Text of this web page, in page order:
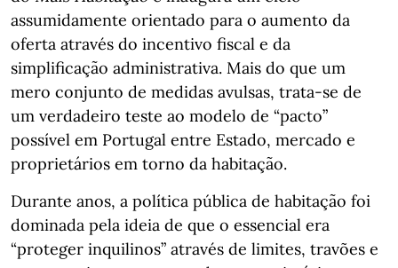
assumidamente orientado para o aumento da
oferta através do incentivo fiscal e da
simplificação administrativa. Mais do que um
mero conjunto de medidas avulsas, trata-se de
um verdadeiro teste ao modelo de “pacto”
possível em Portugal entre Estado, mercado e
proprietários em torno da habitação.
Durante anos, a política pública de habitação foi
dominada pela ideia de que o essencial era
“proteger inquilinos” através de limites, travões e